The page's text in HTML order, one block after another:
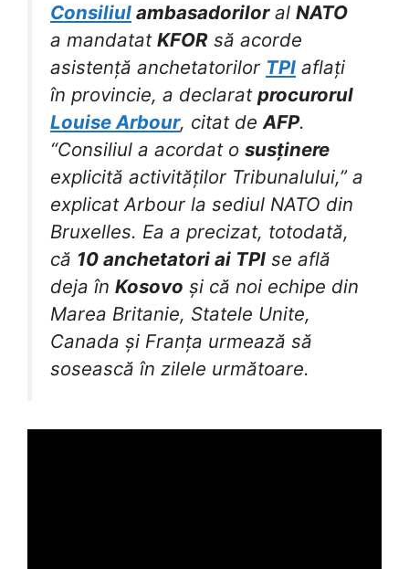
Consiliul ambasadoriloral NATO
a mandatat KFOR să acorde
asistență anchetatorilor TPI aflați
în provincie, a declarat procurorul
Louise Arbour, citat deAFP.
“Consiliul a acordat o susținere
explicită activităților Tribunalului,” a
explicat Arbour la sediul NATO din
Bruxelles. Ea a precizat, totodată,
că 10 anchetatori ai TPI se află
deja în Kosovo și că noi echipe din
Marea Britanie, Statele Unite,
Canada și Franța urmează să
sosească în zilele următoare.